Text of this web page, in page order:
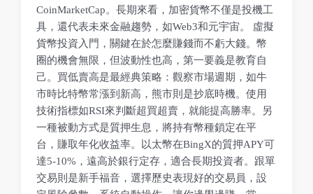
CoinMarketCap。長期來看，加密貨幣不僅是投機工
具，還代表未來金融趨勢，如Web3和元宇宙。 虛擬
貨幣投資入門，關鍵在於怎麼賺錢而不虧大錢。幣
圈的機會無限，但波動性也高，第一要義是教育自
己。買低賣高是最經典策略：觀察市場週期，如牛
市時比特幣常漲到新高，熊市則是抄底時機。使用
技術指標如RSI來判斷超買超賣，就能提高勝率。另
一種被動方式是質押生息，將持有幣種鎖定在平
台，賺取年化收益率。以太幣在BingX的質押APY可
達5-10%，遠高於銀行定存，適合長期投資者。跟單
交易則是新手福音，選擇歷史表現好的交易員，設